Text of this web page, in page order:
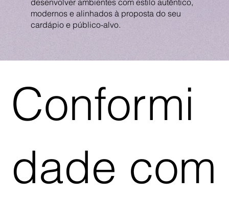
modernos e alinhados à proposta do seu
cardápio e público-alvo.
Conformi
dade com